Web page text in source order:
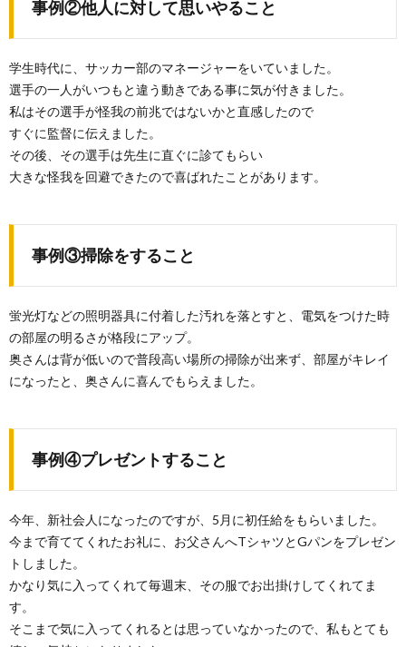
事例②他人に対して思いやること
学生時代に、サッカー部のマネージャーをいていました。
選手の一人がいつもと違う動きである事に気が付きました。
私はその選手が怪我の前兆ではないかと直感したので
すぐに監督に伝えました。
その後、その選手は先生に直ぐに診てもらい
大きな怪我を回避できたので喜ばれたことがあります。
事例③掃除をすること
蛍光灯などの照明器具に付着した汚れを落とすと、電気をつけた時
の部屋の明るさが格段にアップ。
奥さんは背が低いので普段高い場所の掃除が出来ず、部屋がキレイ
になったと、奥さんに喜んでもらえました。
事例④プレゼントすること
今年、新社会人になったのですが、5月に初任給をもらいました。
今まで育ててくれたお礼に、お父さんへTシャツとGパンをプレゼン
トしました。
かなり気に入ってくれて毎週末、その服でお出掛けしてくれてま
す。
そこまで気に入ってくれるとは思っていなかったので、私もとても